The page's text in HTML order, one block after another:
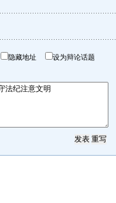
隐藏地址 设为辩论话题